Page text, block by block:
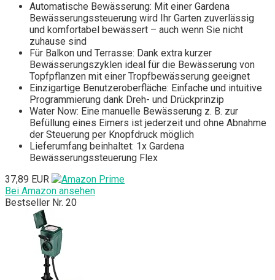
Automatische Bewässerung: Mit einer Gardena
Bewässerungssteuerung wird Ihr Garten zuverlässig
und komfortabel bewässert – auch wenn Sie nicht
zuhause sind
Für Balkon und Terrasse: Dank extra kurzer
Bewässerungszyklen ideal für die Bewässerung von
Topfpflanzen mit einer Tropfbewässerung geeignet
Einzigartige Benutzeroberfläche: Einfache und intuitive
Programmierung dank Dreh- und Drückprinzip
Water Now: Eine manuelle Bewässerung z. B. zur
Befüllung eines Eimers ist jederzeit und ohne Abnahme
der Steuerung per Knopfdruck möglich
Lieferumfang beinhaltet: 1x Gardena
Bewässerungssteuerung Flex
37,89 EUR
Bei Amazon ansehen
Bestseller Nr. 20